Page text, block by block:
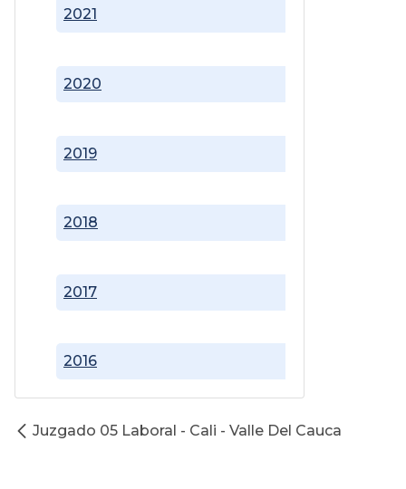
2016
2017
2018
2019
2020
2021
Juzgado 05 Laboral - Cali - Valle Del Cauca